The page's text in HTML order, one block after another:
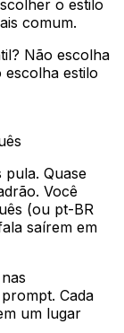
o estilo
comum.
Não escolha
estilo
pula. Quase
Você
(ou pt-BR
saírem em
Cada
um lugar